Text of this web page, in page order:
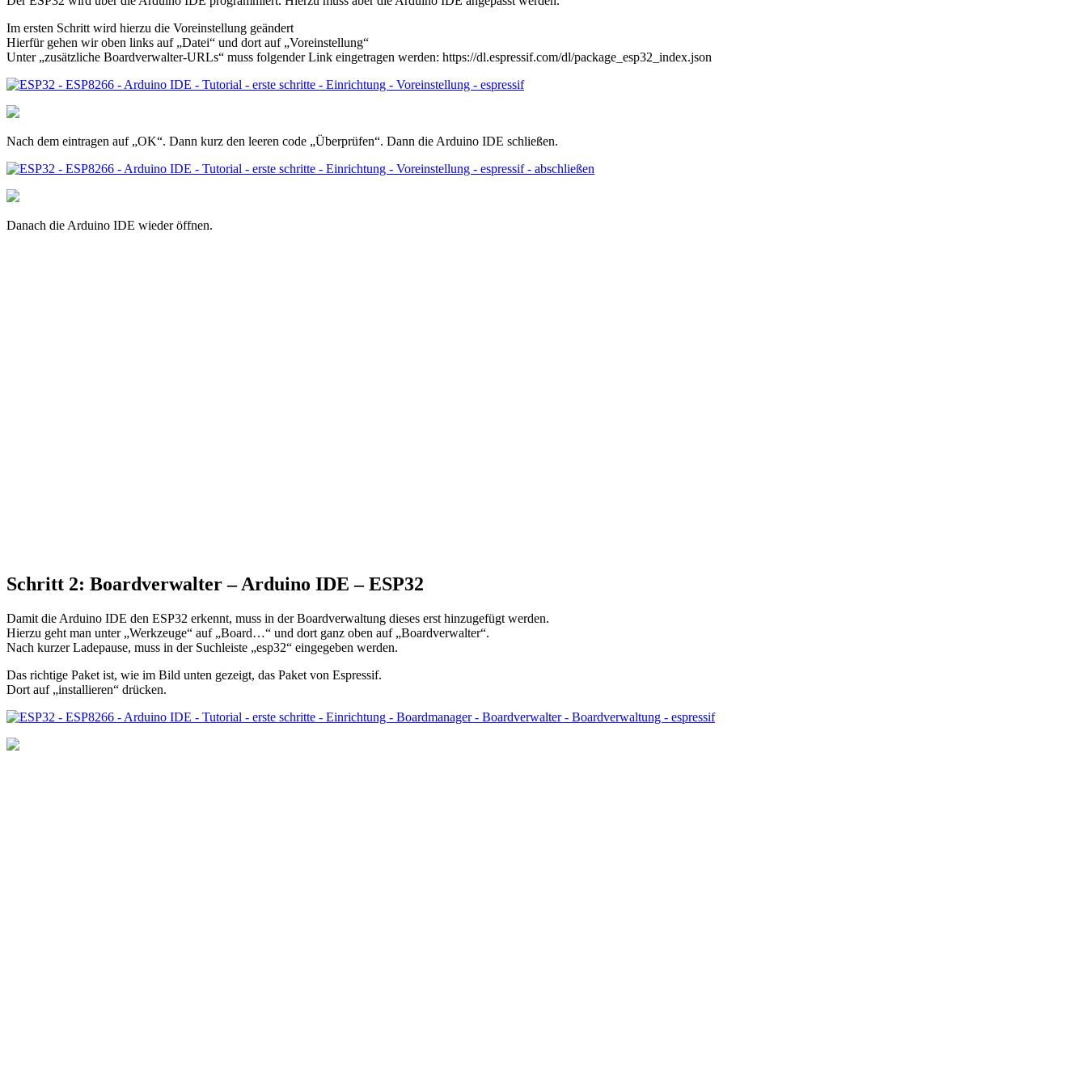
Im ersten Schritt wird hierzu die Voreinstellung geändert
Hierfür gehen wir oben links auf „Datei“ und dort auf „Voreinstellung“
Unter „zusätzliche Boardverwalter-URLs“ muss folgender Link eingetragen werden: https://dl.espressif.com/dl/package_esp32_index.json
Nach dem eintragen auf „OK“. Dann kurz den leeren code „Überprüfen“. Dann die Arduino IDE schließen.
Danach die Arduino IDE wieder öffnen.
Schritt 2: Boardverwalter – Arduino IDE – ESP32
Damit die Arduino IDE den ESP32 erkennt, muss in der Boardverwaltung dieses erst hinzugefügt werden.
Hierzu geht man unter „Werkzeuge“ auf „Board…“ und dort ganz oben auf „Boardverwalter“.
Nach kurzer Ladepause, muss in der Suchleiste „esp32“ eingegeben werden.
Das richtige Paket ist, wie im Bild unten gezeigt, das Paket von Espressif.
Dort auf „installieren“ drücken.